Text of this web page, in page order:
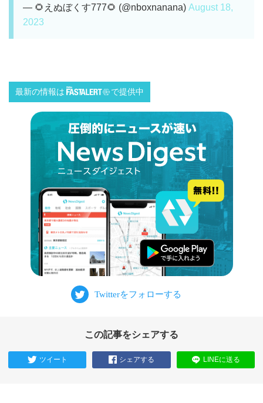
— 🌻えぬぼくす777🌻 (@nboxnanana) August 18,
2023
最新の情報は で提供中
この記事をシェアする
ツイート シェアする LINEに送る